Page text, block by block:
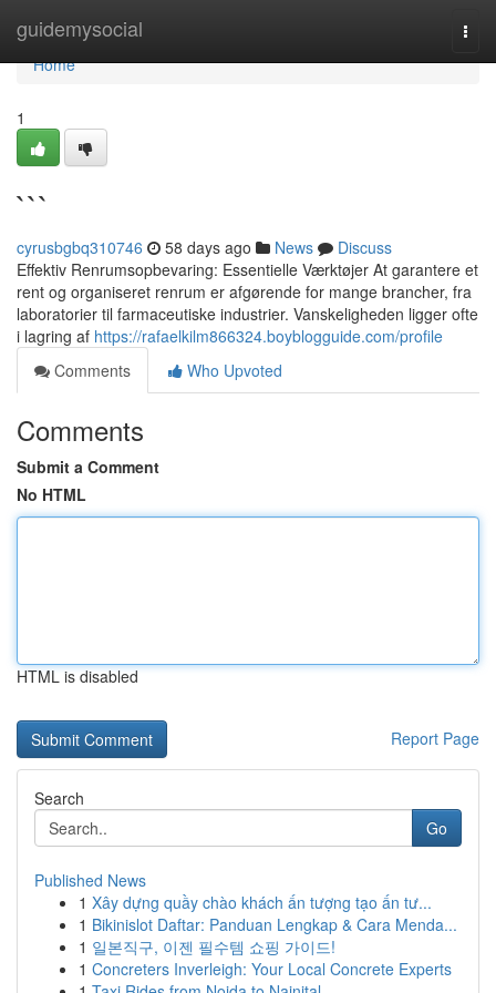
guidemysocial
Home
Home
1
```
cyrusbgbq310746 58 days ago News
Discuss
Effektiv Renrumsopbevaring: Essentielle Værktøjer At garantere et
rent og organiseret renrum er afgørende for mange brancher, fra
laboratorier til farmaceutiske industrier. Vanskeligheden ligger ofte
i lagring af https://rafaelkilm866324.boyblogguide.com/profile
Comments
Who Upvoted
Comments
Submit a Comment
No HTML
HTML is disabled
Report Page
Search
Go
Published News
1 Xây dựng quầy chào khách ấn tượng tạo ấn tư...
1 Bikinislot Daftar: Panduan Lengkap & Cara Menda...
1 일본직구, 이젠 필수템 쇼핑 가이드!
1 Concreters Inverleigh: Your Local Concrete Experts